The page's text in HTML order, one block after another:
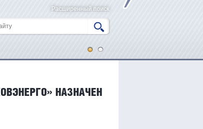
Расширенный поиск
НАЗНАЧЕН